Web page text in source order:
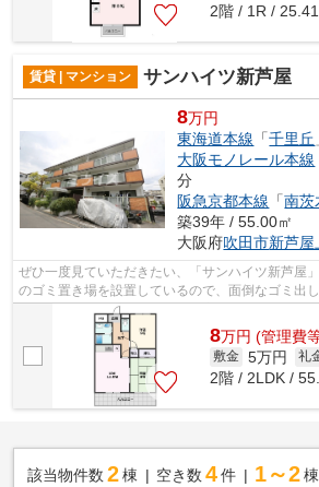
2階 / 1R /
賃貸 | マンション サンハイツ新芦屋
8万円
東海道本線 「千里丘
大阪モノレール本線
分
阪急京都本線 「南茨
築39年 / 55.00㎡
大阪府吹田市新芦屋
ぜひ一度見ていただきたい、「サンハイツ新芦屋
のゴミ置き場を設置しているので、面倒なゴミ出
用ができて、電車での移動に役立つ物件...
8万円 (管理費
敷金 5万円 礼
2階 / 2LDK /
該当物件数 2棟 空き数 4 件 1～2